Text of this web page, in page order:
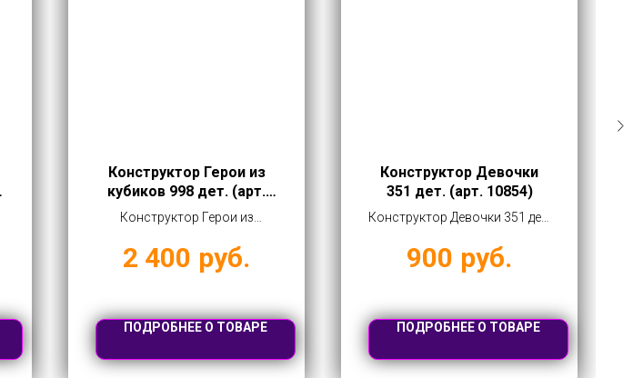
Конструктор Герои из
кубиков 998 дет. (арт.
88008)
Конструктор Герои из
купить оптом от 2400 руб
2 400 руб.
ПОДРОБНЕЕ О ТОВАРЕ
Конструктор Девочки
351 дет. (арт. 10854)
Конструктор Девочки 351 дет.
900 руб
900 руб.
ПОДРОБНЕЕ О ТОВАРЕ